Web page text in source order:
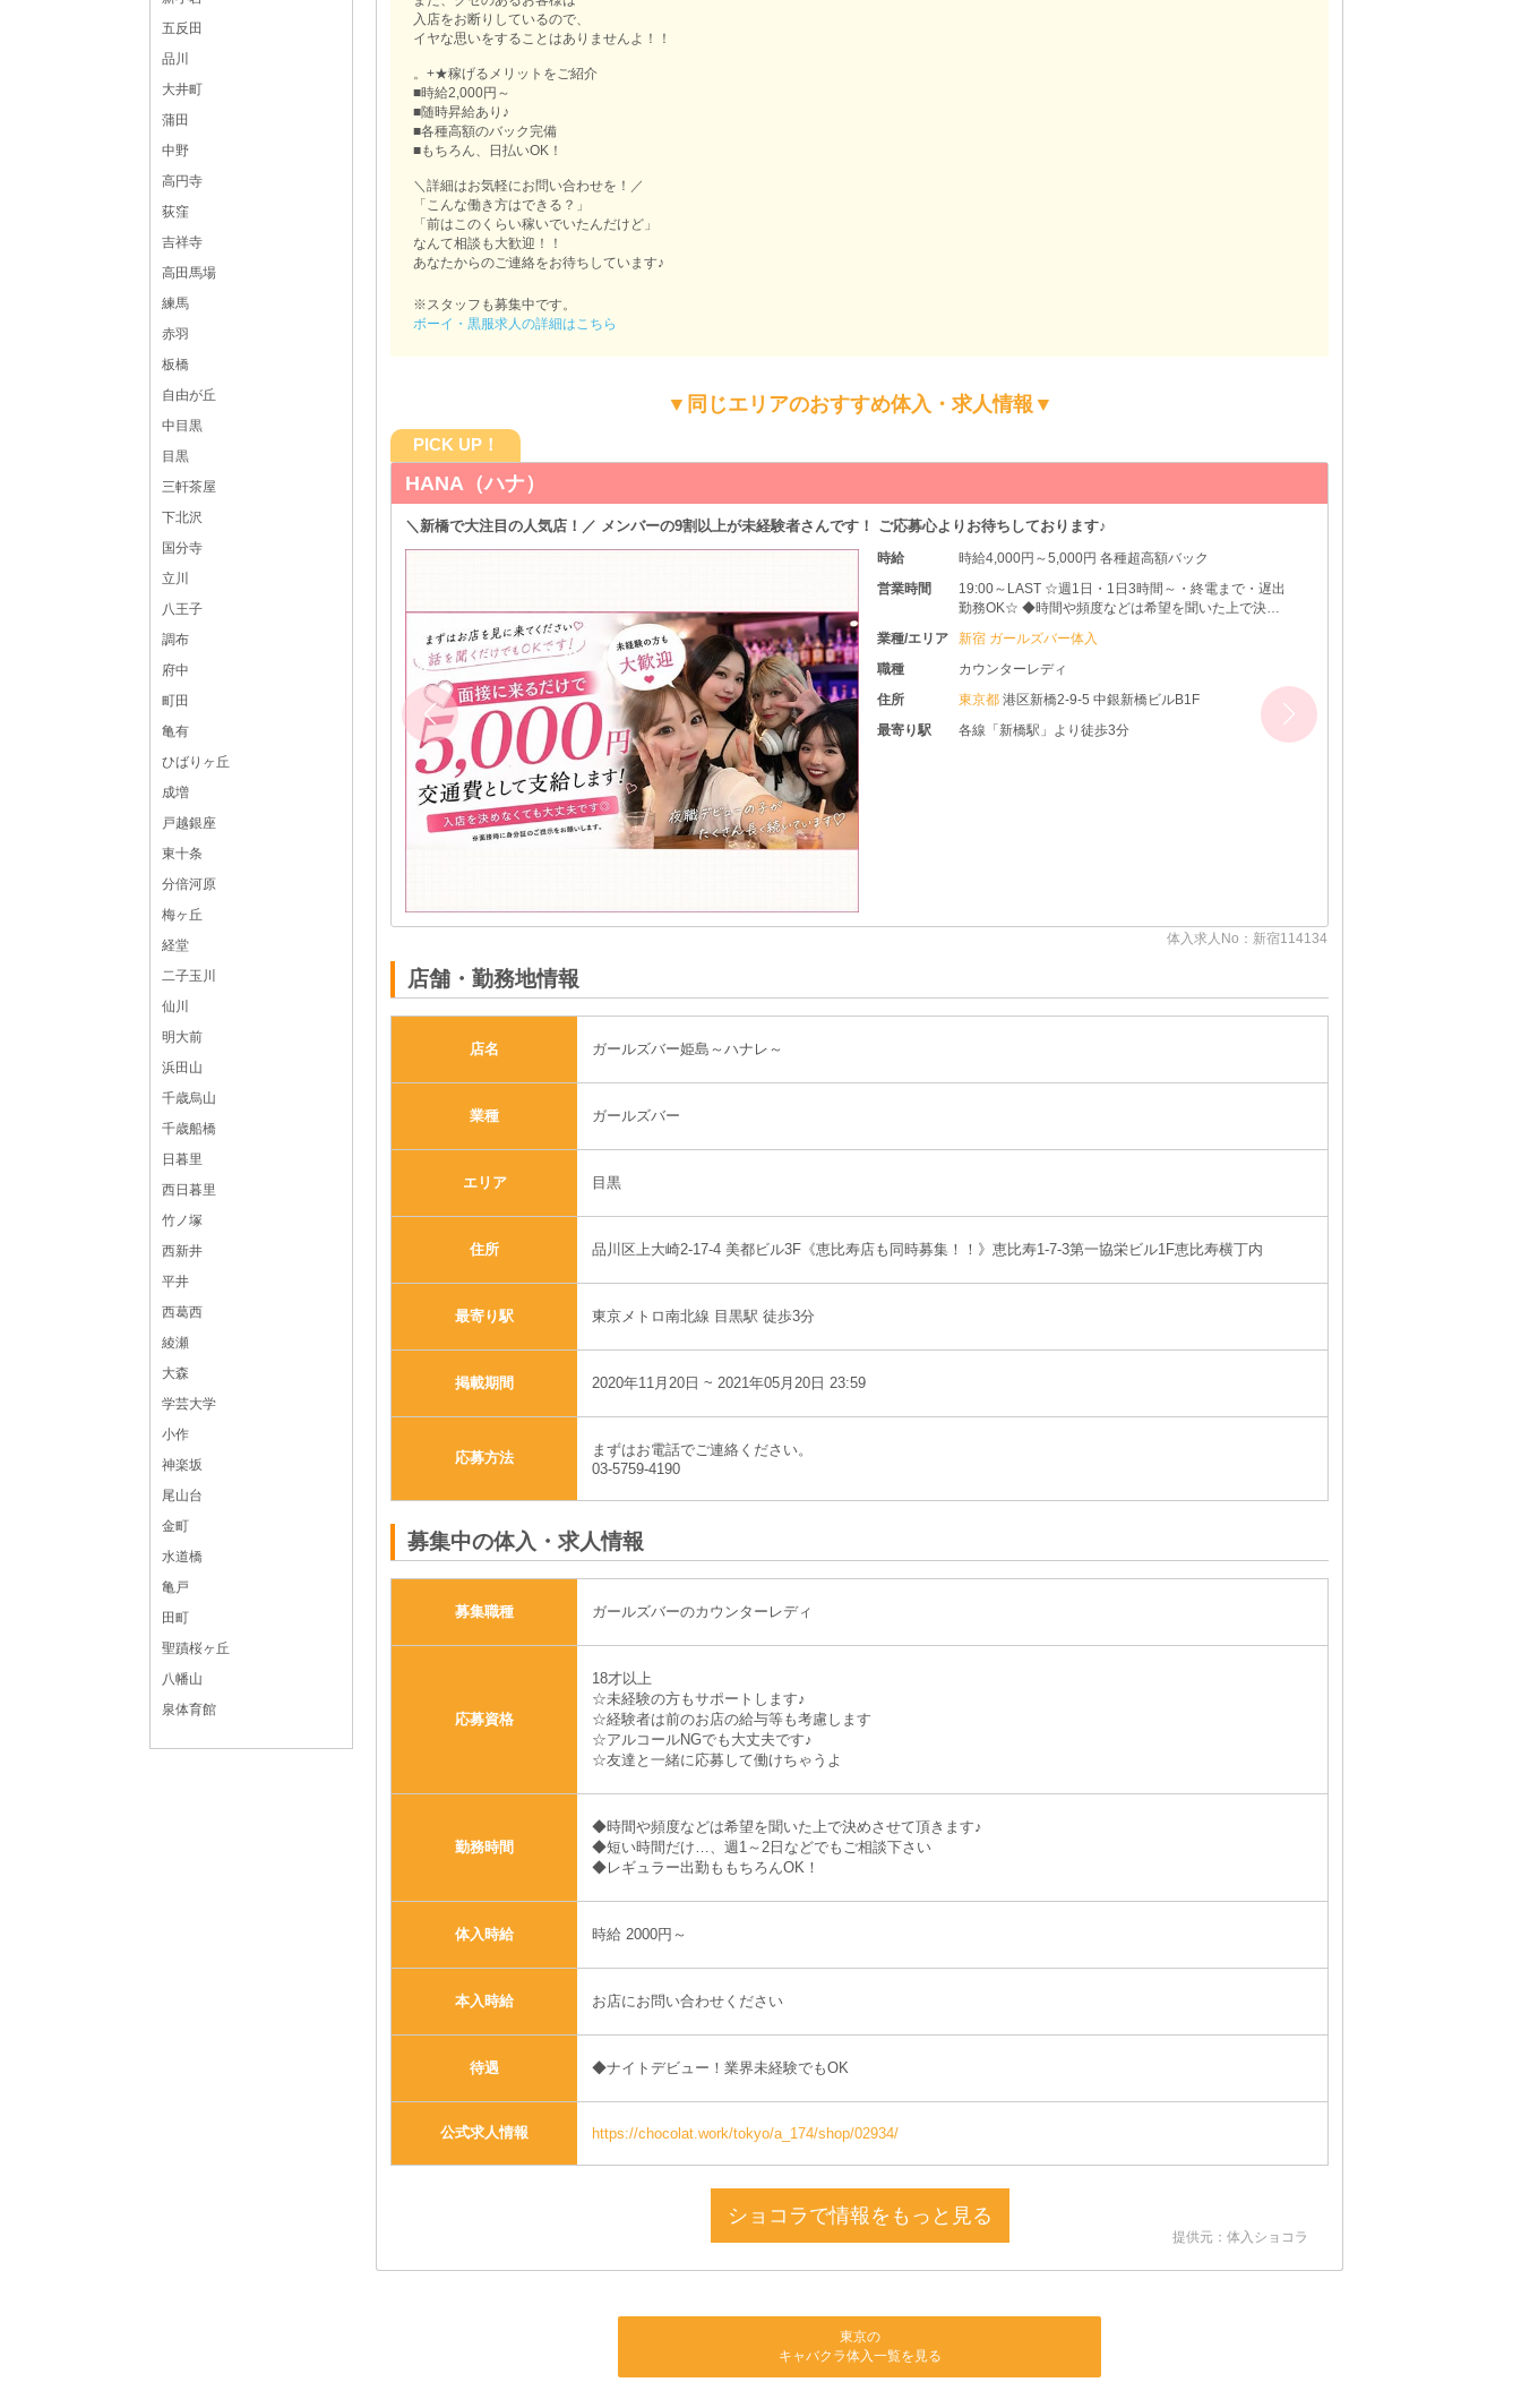
五反田
品川
大井町
蒲田
中野
高円寺
荻窪
吉祥寺
高田馬場
練馬
赤羽
板橋
自由が丘
中目黒
目黒
三軒茶屋
下北沢
国分寺
立川
八王子
調布
府中
町田
亀有
ひばりヶ丘
成増
戸越銀座
東十条
分倍河原
梅ヶ丘
経堂
二子玉川
仙川
明大前
浜田山
千歳烏山
千歳船橋
日暮里
西日暮里
竹ノ塚
西新井
平井
西葛西
綾瀬
大森
学芸大学
小作
神楽坂
尾山台
金町
水道橋
亀戸
田町
聖蹟桜ヶ丘
八幡山
泉体育館
入店をお断りしているので、
イヤな思いをすることはありませんよ！！
。+★稼げるメリットをご紹介
■時給2,000円～
■随時昇給あり♪
■各種高額のバック完備
■もちろん、日払いOK！
＼詳細はお気軽にお問い合わせを！／
「こんな働き方はできる？」
「前はこのくらい稼いでいたんだけど」
なんて相談も大歓迎！！
あなたからのご連絡をお待ちしています♪
※スタッフも募集中です。
ボーイ・黒服求人の詳細はこちら
▼同じエリアのおすすめ体入・求人情報▼
PICK UP！
最大時給6,000円＋各種バック☆友達応募OK
17:00～LAST ☆週1日・1日3時間～・終電まで・遅出
勤務OK☆ ◆時間や頻度などは希望を聞いた上で決め
新宿区歌舞伎町2-45-2 GEST32ビル2F202号室
西武新宿線「西武新宿駅」より徒歩1分 各線「新宿
HANA（ハナ）
＼新橋で大注目の人気店！／ メンバーの9割以上が未経験者さんです！ ご応募心よりお待ちしております♪
時給
時給4,000円～5,000円 各種超高額バック
営業時間
19:00～LAST ☆週1日・1日3時間～・終電まで・遅出
勤務OK☆ ◆時間や頻度などは希望を聞いた上で決め
業種/エリア
新宿 ガールズバー体入
職種
カウンターレディ
住所
東京都港区新橋2-9-5 中銀新橋ビルB1F
最寄り駅
各線「新橋駅」より徒歩3分
体入求人No：新宿114134
店舗・勤務地情報
店名 ガールズバー姫島～ハナレ～
業種 ガールズバー
エリア 目黒
住所 品川区上大崎2-17-4 美都ビル3F《恵比寿店も同時募集！！》恵比寿1-7-3第一協栄ビル1F恵比寿横丁内
最寄り駅 東京メトロ南北線 目黒駅 徒歩3分
掲載期間 2020年11月20日 ~ 2021年05月20日 23:59
応募方法
まずはお電話でご連絡ください。
03-5759-4190
募集中の体入・求人情報
募集職種 ガールズバーのカウンターレディ
応募資格
18才以上
☆未経験の方もサポートします♪
☆経験者は前のお店の給与等も考慮します
☆アルコールNGでも大丈夫です♪
☆友達と一緒に応募して働けちゃうよ
勤務時間
◆時間や頻度などは希望を聞いた上で決めさせて頂きます♪
◆短い時間だけ…、週1～2日などでもご相談下さい
◆レギュラー出勤ももちろんOK！
体入時給 時給 2000円～
本入時給 お店にお問い合わせください
待遇 ◆ナイトデビュー！業界未経験でもOK
公式求人情報 https://chocolat.work/tokyo/a_174/shop/02934/
ショコラで情報をもっと見る
提供元：体入ショコラ
東京の
キャバクラ体入一覧を見る